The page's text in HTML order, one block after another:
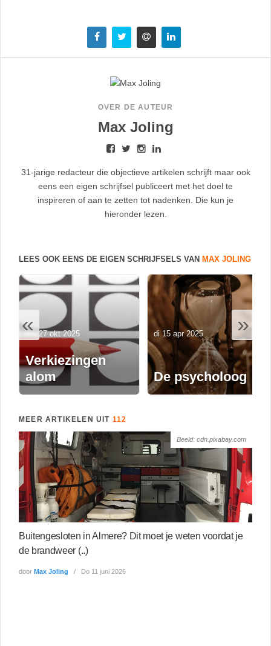
OVER DE AUTEUR
Max Joling
31-jarige redacteur die objectieve artikelen schrijft maar ook
eens een eigen schrijfsel publiceert met het doel te
inspireren of aan te zetten tot nadenken. Die kun je
hieronder lezen.
LEES OOK EENS DE EIGEN SCHRIJFSELS VAN MAX JOLING
«
Verkiezingen
alom
ma 27 okt 2025
De psycholoog
di 15 apr 2025 »
MEER ARTIKELEN UIT 112
Beeld: cdn.pixabay.com
Buitengesloten in Almere? Dit moet je weten voordat je
de brandweer (..)
door Max Joling Do 11 juni 2026